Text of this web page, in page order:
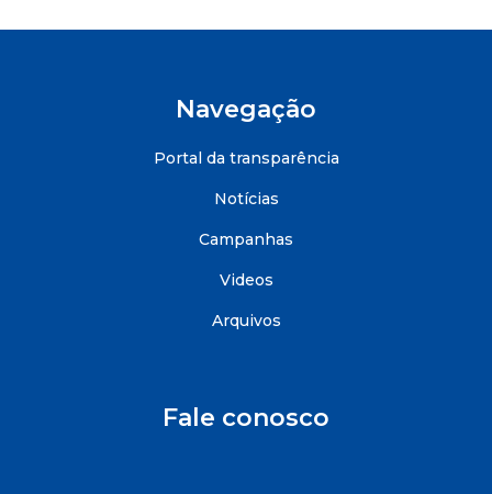
Navegação
Portal da transparência
Notícias
Campanhas
Videos
Arquivos
Fale conosco